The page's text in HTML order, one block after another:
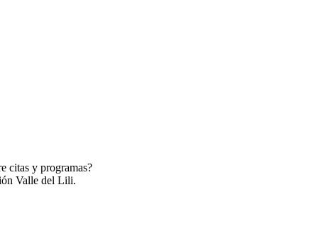
citas y programas?
Valle del Lili.